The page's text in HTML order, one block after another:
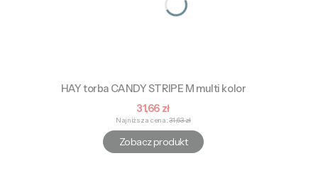
HAY torba CANDY STRIPE M multi kolor
Cena promocyjna
31,66 zł
Najniższa cena: 31,63 zł
Zobacz produkt